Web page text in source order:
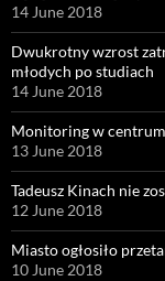
14 June 2018
Dwukrotny wzrost
młodych po studiach
14 June 2018
Monitoring w
13 June 2018
Tadeusz Kinach nie
12 June 2018
Miasto ogłosiło
10 June 2018